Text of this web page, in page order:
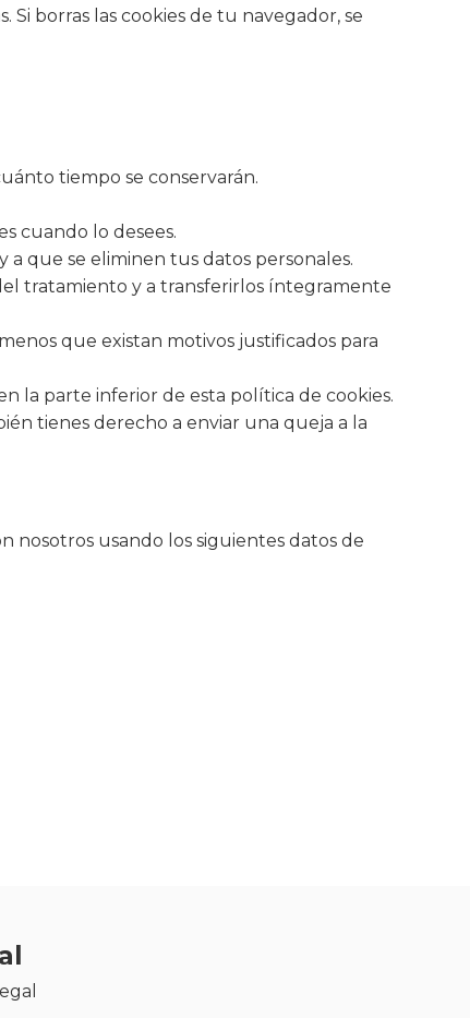
borras las cookies de tu navegador, se
tiempo se conservarán.
cuando lo desees.
que se eliminen tus datos personales.
tratamiento y a transferirlos íntegramente
que existan motivos justificados para
la parte inferior de esta política de cookies.
tienes derecho a enviar una queja a la
nosotros usando los siguientes datos de